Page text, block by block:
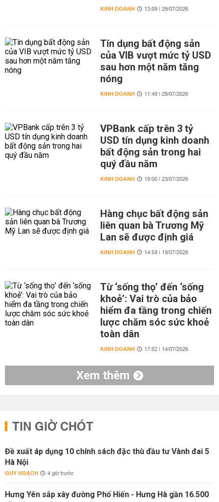
KINH DOANH 13:09 | 29/07/2026
Tín dụng bất động sản
của VIB vượt mức tỷ USD
sau hơn một năm tăng
nóng
KINH DOANH 11:49 | 28/07/2026
VPBank cấp trên 3 tỷ
USD tín dụng kinh doanh
bất động sản trong hai
quý đầu năm
KINH DOANH 19:00 | 23/07/2026
Hàng chục bất động sản
liên quan bà Trương Mỹ
Lan sẽ được định giá
KINH DOANH 14:59 | 19/07/2026
Từ ‘sống thọ’ đến ‘sống
khoẻ’: Vai trò của bảo
hiểm đa tầng trong chiến
lược chăm sóc sức khoẻ
toàn dân
KINH DOANH 17:52 | 14/07/2026
Xem thêm
TIN GIỜ CHÓT
Đề xuất áp dụng 10 chính sách đặc thù đầu tư Vành đai 5
Hà Nội
QUY HOẠCH 4 giờ trước
Hưng Yên sắp xây đường Phố Hiến - Hưng Hà gần 16.500